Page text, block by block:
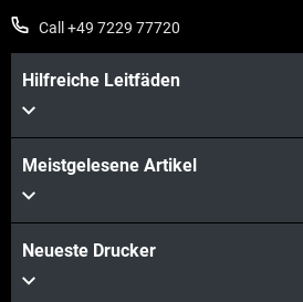
Call +49 7229 77720
Hilfreiche Leitfäden
Meistgelesene Artikel
Neueste Drucker